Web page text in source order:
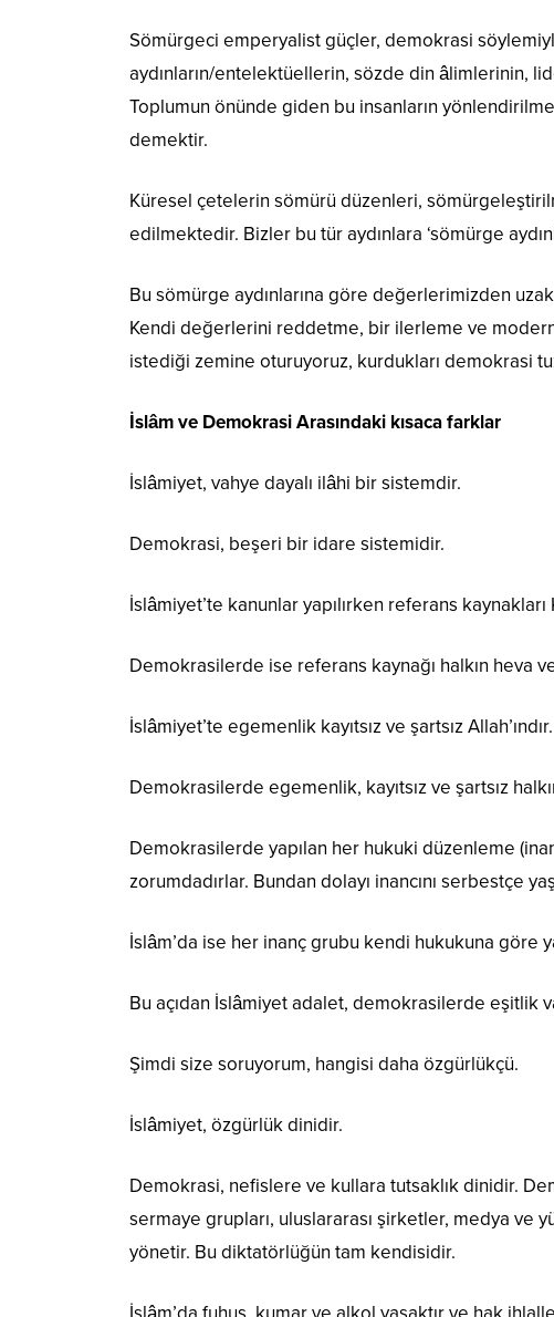
Sömürgeci emperyalist güçler, demokrasi
aydınların/entelektüellerin, sözde din âlimlerinin,
Toplumun önünde giden bu insanların
demektir.
Küresel çetelerin sömürü düzenleri,
edilmektedir. Bizler bu tür aydınlara ‘sömürge
Bu sömürge aydınlarına göre değerlerimizden
Kendi değerlerini reddetme, bir ilerleme ve
istediği zemine oturuyoruz, kurdukları demokrasi
İslâm ve Demokrasi Arasındaki kısaca farklar
İslâmiyet, vahye dayalı ilâhi bir sistemdir.
Demokrasi, beşeri bir idare sistemidir.
İslâmiyet’te kanunlar yapılırken referans kaynakları
Demokrasilerde ise referans kaynağı halkın heva
İslâmiyet’te egemenlik kayıtsız ve şartsız Allah’ındır.
Demokrasilerde egemenlik, kayıtsız ve şartsız
Demokrasilerde yapılan her hukuki düzenleme
zorumdadırlar. Bundan dolayı inancını serbestçe
İslâm’da ise her inanç grubu kendi hukukuna göre
Bu açıdan İslâmiyet adalet, demokrasilerde eşitlik
Şimdi size soruyorum, hangisi daha özgürlükçü.
İslâmiyet, özgürlük dinidir.
Demokrasi, nefislere ve kullara tutsaklık dinidir.
sermaye grupları, uluslararası şirketler, medya
yönetir. Bu diktatörlüğün tam kendisidir.